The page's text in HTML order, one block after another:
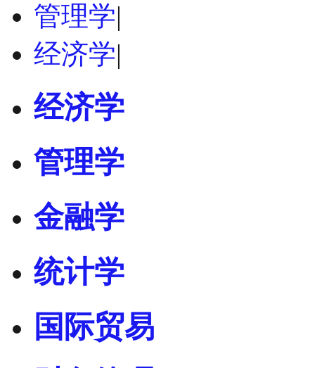
管理学|
经济学|
经济学
管理学
金融学
统计学
国际贸易